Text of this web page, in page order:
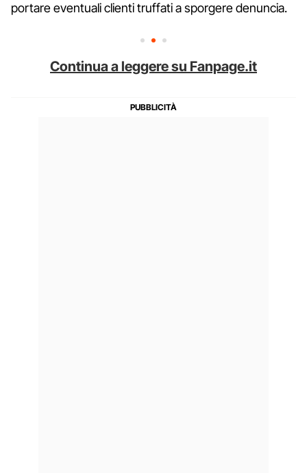
portare eventuali clienti truffati a sporgere denuncia.
Continua a leggere su Fanpage.it